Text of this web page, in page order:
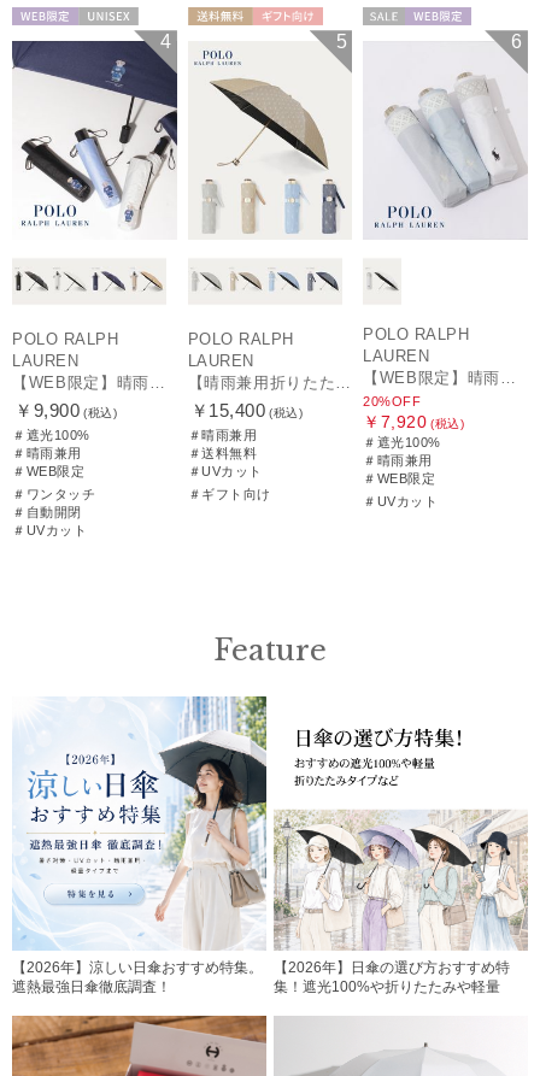
4
POLO RALPH
LAUREN
￥9,900 (税込)
＃遮光100%
＃晴雨兼用
＃WEB限定
＃ワンタッチ
＃自動開閉
＃UVカット
ギフト向け
WOMEN
5
POLO RALPH
LAUREN
￥15,400 (税込)
＃晴雨兼用
＃送料無料
＃UVカット
＃ギフト向け
6
POLO RALPH
LAUREN
20%OFF
￥7,920 (税込)
＃遮光100%
＃晴雨兼用
＃WEB限定
＃UVカット
Feature
【2026年】涼しい日傘おすすめ特集。
遮熱最強日傘徹底調査！
【2026年】日傘の選び方おすすめ特
集！遮光100%や折りたたみや軽量